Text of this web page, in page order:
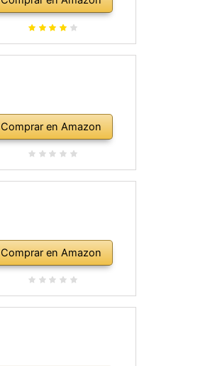
Comprar en Amazon
Comprar en Amazon